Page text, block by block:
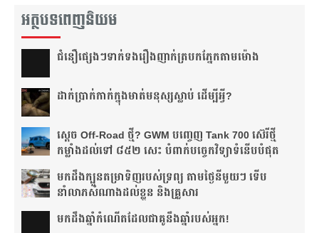
អត្ថបទពេញនិយម
ជំនឿ​ផ្សេងៗ​ទាក់ទង​រឿង​ញាក់​ត្របក​ភ្នែក​តាម​ម៉ោង​
ដាក់​ប្រាក់​កាក់​ក្នុង​មាត់​មនុស្ស​ស្លាប់ ដើម្បី​អ្វី?
ស្តេច Off-Road ថ្មី? GWM បញ្ចេញ Tank 700 ស៊េរីថ្មី
កម្លាំងដល់ទៅ ៨៥២ សេះ បំពាក់បច្ចេកវិទ្យាទំនើបបំផុត
មកដឹងក្បួនតម្រាទិញរបស់ទ្រព្យ តាមថ្ងៃនីមួយៗ ទើប
នាំលាភសំណាងដល់ខ្លួន និងគ្រួសារ
មក​ដឹងឆ្នាំ​កំណើត​ដែល​ជា​គូ​នឹង​ឆ្នាំ​របស់​អ្នក!​